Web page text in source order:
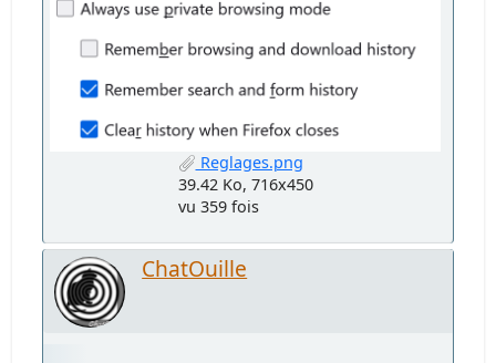
Reglages.png
39.42 Ko, 716x450
vu 359 fois
ChatOuille